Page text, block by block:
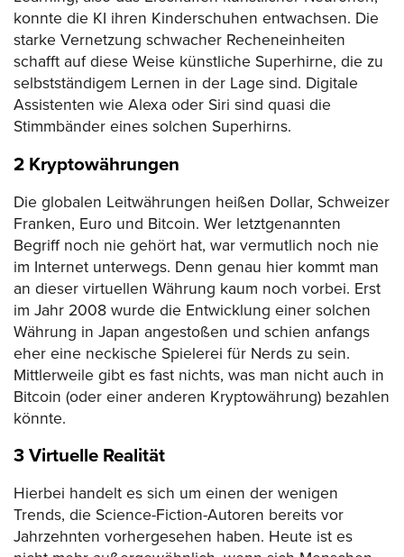
konnte die KI ihren Kinderschuhen entwachsen. Die
starke Vernetzung schwacher Recheneinheiten
schafft auf diese Weise künstliche Superhirne, die zu
selbstständigem Lernen in der Lage sind. Digitale
Assistenten wie Alexa oder Siri sind quasi die
Stimmbänder eines solchen Superhirns.
2 Kryptowährungen
Die globalen Leitwährungen heißen Dollar, Schweizer
Franken, Euro und Bitcoin. Wer letztgenannten
Begriff noch nie gehört hat, war vermutlich noch nie
im Internet unterwegs. Denn genau hier kommt man
an dieser virtuellen Währung kaum noch vorbei. Erst
im Jahr 2008 wurde die Entwicklung einer solchen
Währung in Japan angestoßen und schien anfangs
eher eine neckische Spielerei für Nerds zu sein.
Mittlerweile gibt es fast nichts, was man nicht auch in
Bitcoin (oder einer anderen Kryptowährung) bezahlen
könnte.
3 Virtuelle Realität
Hierbei handelt es sich um einen der wenigen
Trends, die Science-Fiction-Autoren bereits vor
Jahrzehnten vorhergesehen haben. Heute ist es